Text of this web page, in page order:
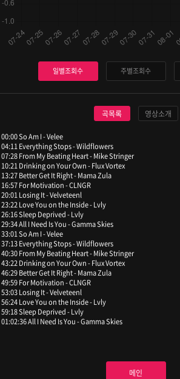
일별조회수 주별조회수
곡목록 영상소개
00:00 So Am I - Velee
04:11 Everything Stops - Wildflowers
07:28 From My Beating Heart - Mike Stringer
10:21 Drinking on Your Own - Flux Vortex
13:27 Better Get It Right - Mama Zula
16:57 For Motivation - CLNGR
20:01 Losing It - Velveteenl
23:22 Love You on the Inside - Lvly
26:16 Sleep Deprived - Lvly
29:34 All I Need Is You - Gamma Skies
33:01 So Am I - Velee
37:13 Everything Stops - Wildflowers
40:30 From My Beating Heart - Mike Stringer
43:22 Drinking on Your Own - Flux Vortex
46:29 Better Get It Right - Mama Zula
49:59 For Motivation - CLNGR
53:03 Losing It - Velveteenl
56:24 Love You on the Inside - Lvly
59:18 Sleep Deprived - Lvly
01:02:36 All I Need Is You - Gamma Skies
메인